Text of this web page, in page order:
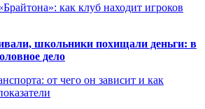
как клуб находит игроков
школьники похищали деньги: в
дело
от чего он зависит и как